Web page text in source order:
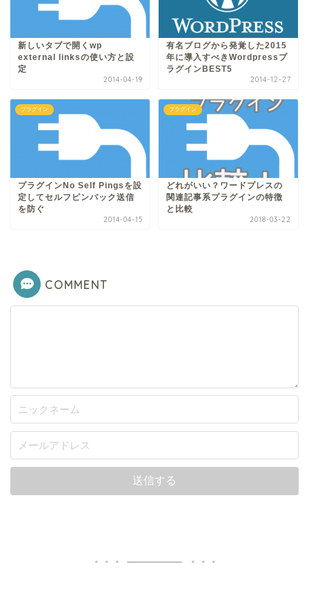
新しいタブで開くwp
external linksの使い方と設
定
2014-04-19
有名ブログから発覚した2015
年に導入すべきWordpressプ
ラグインBEST5
2014-12-27
プラグイン
プラグインNo Self Pingsを設
定してセルフピンバック送信
を防ぐ
2014-04-15
プラグイン
どれがいい？ワードプレスの
関連記事系プラグインの特徴
と比較
2018-03-22
COMMENT